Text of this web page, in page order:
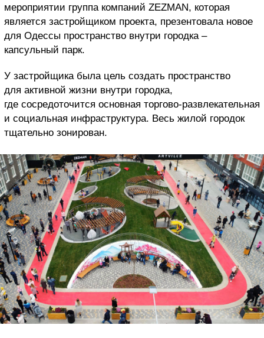
мероприятии группа компаний ZEZMAN, которая
является застройщиком проекта, презентовала новое
для Одессы пространство внутри городка –
капсульный парк.
У застройщика была цель создать пространство
для активной жизни внутри городка,
где сосредоточится основная торгово-развлекательная
и социальная инфраструктура. Весь жилой городок
тщательно зонирован.